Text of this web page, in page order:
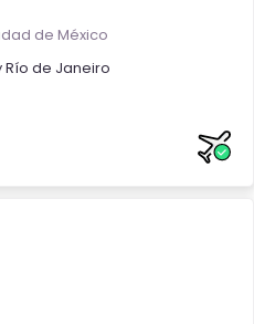
de México
Río de Janeiro